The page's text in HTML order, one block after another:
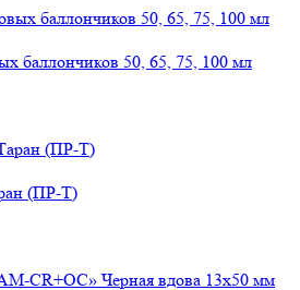
баллончиков 50, 65, 75, 100 мл
(ПР-Т)